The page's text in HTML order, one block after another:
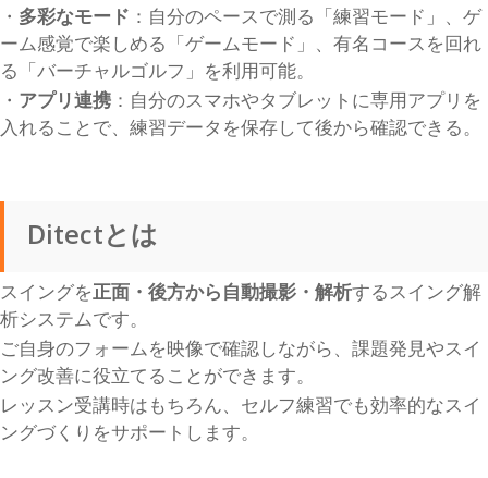
・ 多彩なモード ：自分のペースで測る「練習モード」、ゲ
ーム感覚で楽しめる「ゲームモード」、有名コースを回れ
る「バーチャルゴルフ」を利用可能。
・ アプリ連携 ：自分のスマホやタブレットに専用アプリを
入れることで、練習データを保存して後から確認できる。
Ditectとは
スイングを正面・後方から自動撮影・解析するスイング解
析システムです。
ご自身のフォームを映像で確認しながら、課題発見やスイ
ング改善に役立てることができます。
レッスン受講時はもちろん、セルフ練習でも効率的なスイ
ングづくりをサポートします。